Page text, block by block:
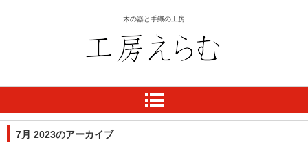
木の器と手織の工房
7月 2023のアーカイブ